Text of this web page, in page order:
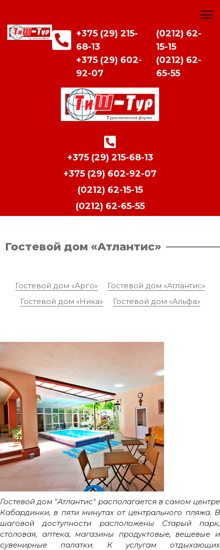
+375 (29) 215-
68-13
+375 (29) 602-
92-07
(0212) 62-
15-15
(0212) 62-
65-55
+375 (29) 215-68-13
+375 (29) 602-92-07
(0212) 62-15-15
(0212) 62-65-55
Гостевой дом «Атлантис»
Гостевой дом «Арго»
Гостевой дом «Атлантис»
Гостевой дом «Ника»
Гостевой дом «Альфа»
Гостевой дом "Атлантис" располагается в самом центре
Кабардинки, в пяти минутах от центрального пляжа. В
шаговой доступности расположены Старый парк,
столовая, аптека, магазины продуктовые, вещевые и
сувенирные палатки. К услугам отдыхающих